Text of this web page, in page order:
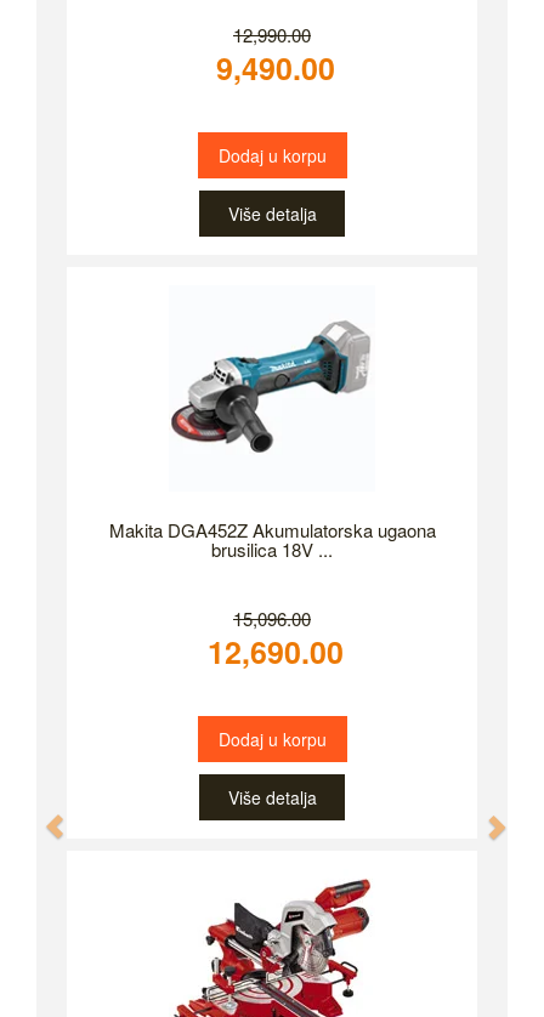
12,990.00
9,490.00
Dodaj u korpu
Više detalja
Makita DGA452Z Akumulatorska ugaona
brusilica 18V ...
15,096.00
12,690.00
Dodaj u korpu
Više detalja